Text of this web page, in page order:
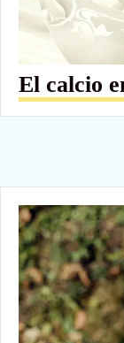
El calcio